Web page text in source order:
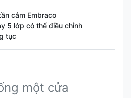
cắm Embraco
5 lớp có thể điều chỉnh
tục
một cửa